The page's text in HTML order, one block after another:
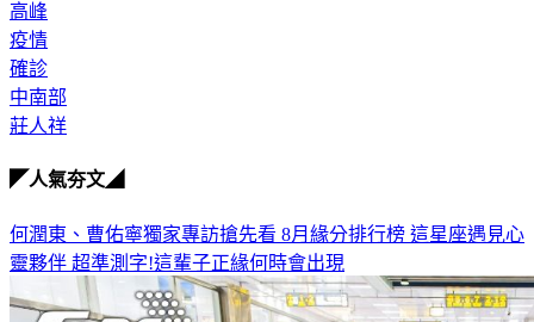
高峰
疫情
確診
中南部
莊人祥
◤人氣夯文◢
何潤東、曹佑寧獨家專訪搶先看 8月緣分排行榜 這星座遇見心
靈夥伴 超準測字!這輩子正緣何時會出現